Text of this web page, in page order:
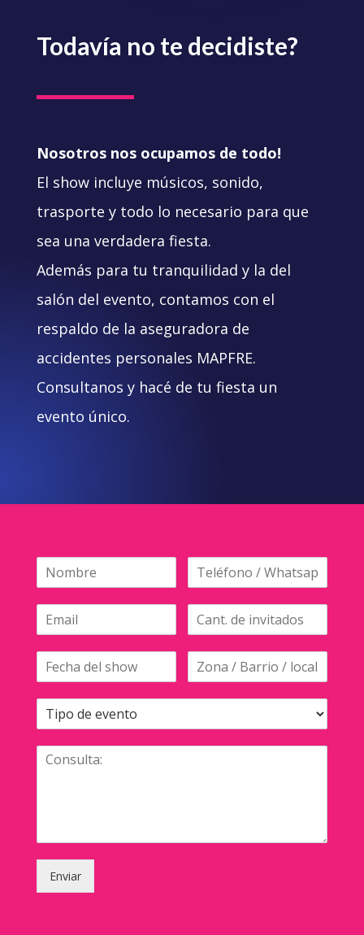
Todavía no te decidiste?
Nosotros nos ocupamos de todo!
El show incluye músicos, sonido,
trasporte y todo lo necesario para que
sea una verdadera fiesta.
Además para tu tranquilidad y la del
salón del evento, contamos con el
respaldo de la aseguradora de
accidentes personales MAPFRE.
Consultanos y hacé de tu fiesta un
evento único.
Enviar